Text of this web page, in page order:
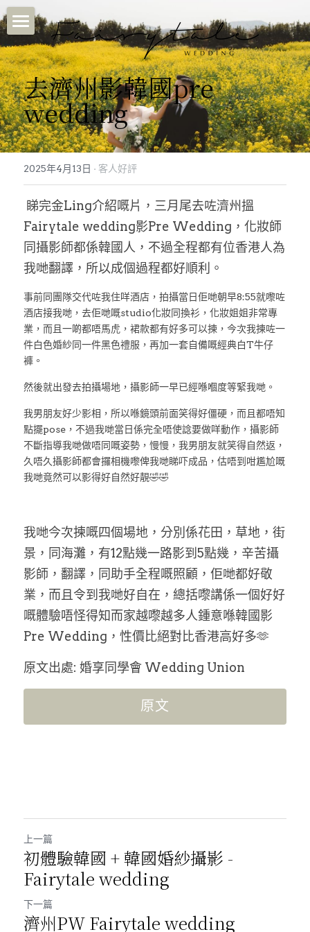
首頁
關於我們
Fairytale婚紗攝影
首爾 SEOUL
濟州島 JEJU
Sample
Makeup & Dress
濟州島四季花期
巴黎 PARIS
客人好評/客照
Feedback♡
Fairytale客照♡
媒體分享
INSTAGRAM
會員專用
WHATSAPP
去濟州影韓國pre
wedding
2025年4月13日 · 客人好評
Fairytale wedding影Pre Wedding，化妝師
同攝影師都係韓國人，不過全程都有位香港人為
我哋翻譯，所以成個過程都好順利。
事前同團隊交代咗我住咩酒店，拍攝當日佢哋朝早8:55就嚟咗
酒店接我哋，去佢哋嘅studio化妝同換衫，化妝姐姐非常專
業，而且一啲都唔馬虎，裙款都有好多可以揀，今次我揀咗一
件白色婚紗同一件黑色禮服，再加一套自備嘅經典白T牛仔
褲。
然後就出發去拍攝場地，攝影師一早已經喺嗰度等緊我哋。
我男朋友好少影相，所以喺鏡頭前面笑得好僵硬，而且都唔知
點擺pose，不過我哋當日係完全唔使諗要做咩動作，攝影師
不斷指導我哋做唔同嘅姿勢，慢慢，我男朋友就笑得自然返，
久唔久攝影師都會攞相機嚟俾我哋睇吓成品，估唔到咁尷尬嘅
我哋竟然可以影得好自然好靚🤣🤣
我哋今次揀嘅四個場地，分別係花田，草地，街
景，同海灘，有12點幾一路影到5點幾，辛苦攝
影師，翻譯，同助手全程嘅照顧，佢哋都好敬
業，而且令到我哋好自在，總括嚟講係一個好好
嘅體驗唔怪得知而家越嚟越多人鍾意喺韓國影
Pre Wedding，性價比絕對比香港高好多🫶
原文出處: 婚享同學會 Wedding Union
原文
上一篇
初體驗韓國 + 韓國婚紗攝影 -
Fairytale wedding
下一篇
濟州PW Fairytale wedding